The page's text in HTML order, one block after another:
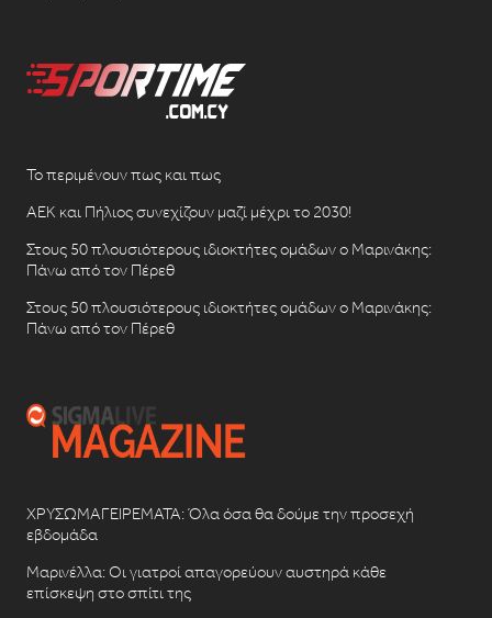
Το περιμένουν πως και πως
ΑΕΚ και Πήλιος συνεχίζουν μαζί μέχρι το 2030!
Στους 50 πλουσιότερους ιδιοκτήτες ομάδων ο Μαρινάκης:
Πάνω από τον Πέρεθ
Στους 50 πλουσιότερους ιδιοκτήτες ομάδων ο Μαρινάκης:
Πάνω από τον Πέρεθ
ΧΡΥΣΩΜΑΓΕΙΡΕΜΑΤΑ: Όλα όσα θα δούμε την προσεχή
εβδομάδα
Μαρινέλλα: Οι γιατροί απαγορεύουν αυστηρά κάθε
επίσκεψη στο σπίτι της